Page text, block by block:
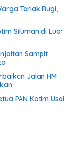
Teriak Rugi,
Siluman di Luar
Sampit
Jalan HM
PAN Kotim Usai